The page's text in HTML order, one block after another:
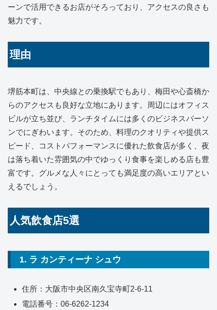
ーンで活用できるお店がそろっており、アクセスの良さも
魅力です。
理由
堺筋本町は、中央線との乗換駅でもあり、梅田や心斎橋か
らのアクセスも良好な立地にあります。周辺にはオフィス
ビルが立ち並び、ランチタイムには多くのビジネスパーソ
ンでにぎわいます。そのため、料理のクオリティや提供ス
ピード、コストパフォーマンスに優れた飲食店が多く、夜
は落ち着いた雰囲気の中でゆっくり食事を楽しめる店も豊
富です。グルメな人々にとっても満足度の高いエリアとい
えるでしょう。
人気飲食店5選
1. ラ カンティーナ シュウ
住所：大阪市中央区南久宝寺町2-6-11
電話番号：06-6262-1234